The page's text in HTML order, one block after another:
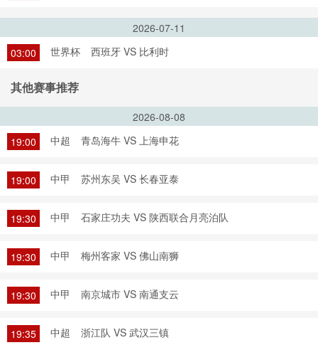
2026-07-11
03:00
世界杯 西班牙 VS 比利时
其他赛事推荐
2026-08-08
19:00
中超 青岛海牛 VS 上海申花
19:00 中甲 苏州东吴 VS 长春亚泰
19:30 中甲 石家庄功夫 VS 陕西联合月亮泊队
19:30 中甲 梅州客家 VS 佛山南狮
19:30 中甲 南京城市 VS 南通支云
19:35 中超 浙江队 VS 武汉三镇